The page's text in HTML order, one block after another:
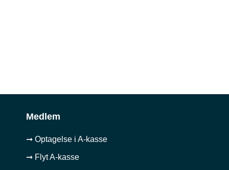
Medlem
➞ Optagelse i A-kasse
➞ Flyt A-kasse